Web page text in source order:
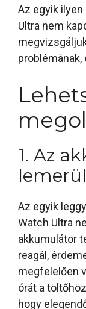
Az egyik ilyen
Ultra nem
problémának,
1. Az
Az egyik
Watch Ultra
akkumulátor
reagál,
megfelelően
órát a
hogy